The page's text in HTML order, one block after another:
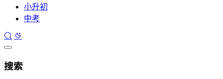
小升初
中考
搜索